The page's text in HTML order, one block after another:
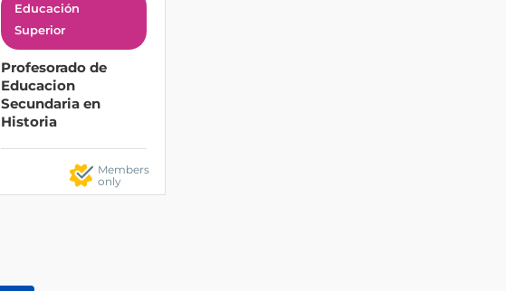
Educación
Superior
Profesorado de
Educacion
Secundaria en
Historia
Members
only